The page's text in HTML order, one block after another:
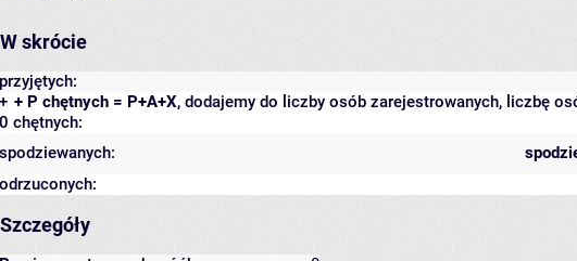
W skrócie
przyjętych:
+ P chętnych = P+A+X, dodajemy do liczby osób zarejestrowanych, liczbę
+
0 chętnych:
spodziewanych:
odrzuconych:
Szczegóły